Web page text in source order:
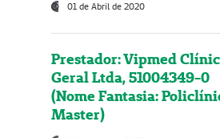
01 de Abril de 2020
Prestador: Vipmed
Geral Ltda, 51004349-0
(Nome Fantasia:
Master)